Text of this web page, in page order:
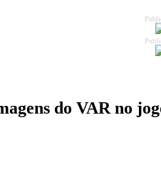
do VAR no